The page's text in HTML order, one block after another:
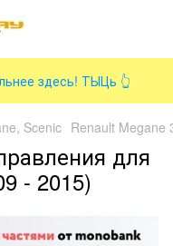
здесь! ТЫЦь 👆
Scenic Renault Megane
для
- 2015)